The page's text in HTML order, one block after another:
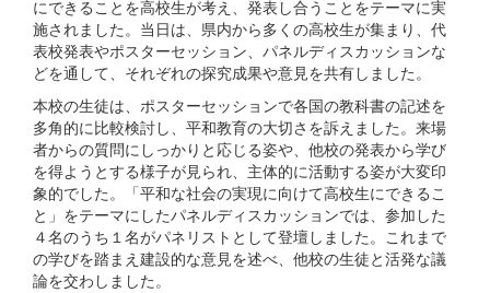
にできることを高校生が考え、発表し合うことをテーマに実
施されました。当日は、県内から多くの高校生が集まり、代
表校発表やポスターセッション、パネルディスカッションな
どを通して、それぞれの探究成果や意見を共有しました。
本校の生徒は、ポスターセッションで各国の教科書の記述を
多角的に比較検討し、平和教育の大切さを訴えました。来場
者からの質問にしっかりと応じる姿や、他校の発表から学び
を得ようとする様子が見られ、主体的に活動する姿が大変印
象的でした。「平和な社会の実現に向けて高校生にできるこ
と」をテーマにしたパネルディスカッションでは、参加した
４名のうち１名がパネリストとして登壇しました。これまで
の学びを踏まえ建設的な意見を述べ、他校の生徒と活発な議
論を交わしました。